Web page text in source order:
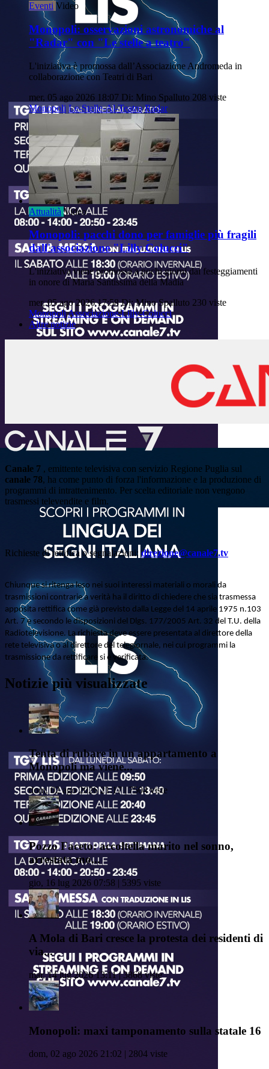
Eventi Video
Monopoli: osservazioni astronomiche al
"Radar" con "Le stelle a teatro"
L'iniziativa è promossa dall’Associazione Andromeda in
collaborazione con Teatri di Bari
mer, 05 ago 2026 18:07 Di: Mino Spalluto 208 viste
Monopoli Le-Stelle-Al-Teatro Radar
Attualità Video
Monopoli: pacchi dono per famiglie più fragili
dall'associazione "Lilly Colucci"
L'iniziativa viene promossa a pochi giorni dai festeggiamenti
in onore di Maria Santissima della Madia
mer, 05 ago 2026 17:58 Di: Mino Spalluto 230 viste
MonopoliAssociazione-Lilly-Colucci
Altre notizie
Canale 7 , emittente televisiva con servizio Regione Puglia sul
canale 78, ha come punto di forza l'informazione e la produzione di
programmi di intrattenimento. Per scelta editoriale non vengono
trasmessi televendite e film.
Richieste di rettifica o segnalazioni: direzione@canale7.tv
Chiunque si ritenga leso nei suoi interessi materiali o morali da
trasmissioni contrarie a verità ha il diritto di chiedere che sia trasmessa
apposita rettifica come già previsto dalla Legge del 14 aprile 1975 n.103
Art. 7 e secondo le disposizioni del Dlgs. 177/2005 Art. 32 del T.U. della
Radiotelevisione. La richiesta deve essere presentata al direttore della
rete televisiva o al direttore del telegiornale, nei cui programmi la
trasmissione da rettificare si è verificata.
Notizie più visualizzate
Tenta di rubare in un appartamento a
Monopoli ma viene...
dom, 02 ago 2026 21:17 | 7504 viste
Pozzo Faceto: accoltella marito nel sonno,
arrestata mo...
gio, 16 lug 2026 07:58 | 5395 viste
A Mola di Bari cresce la protesta dei residenti di
via...
mar, 14 lug 2026 13:11 | 3868 viste
Monopoli: maxi tamponamento sulla statale 16
dom, 02 ago 2026 21:02 | 2804 viste